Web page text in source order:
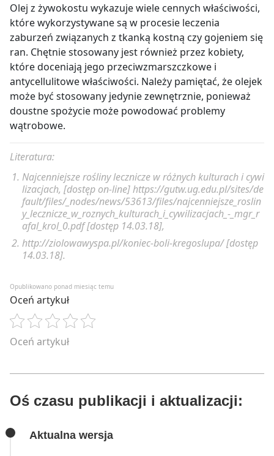
Olej z żywokostu wykazuje wiele cennych właściwości,
które wykorzystywane są w procesie leczenia
zaburzeń związanych z tkanką kostną czy gojeniem się
ran. Chętnie stosowany jest również przez kobiety,
które doceniają jego przeciwzmarszczkowe i
antycellulitowe właściwości. Należy pamiętać, że olejek
może być stosowany jedynie zewnętrznie, ponieważ
doustne spożycie może powodować problemy
wątrobowe.
Literatura:
Najcenniejsze rośliny lecznicze w różnych kulturach i cywi
lizacjach, [dostęp on-line] https://gutw.ug.edu.pl/sites/de
fault/files/_nodes/news/53613/files/najcenniejsze_roslin
y_lecznicze_w_roznych_kulturach_i_cywilizacjach_-_mgr_r
afal_krol_0.pdf [dostęp 14.03.18],
http://ziolowawyspa.pl/koniec-boli-kregoslupa/ [dostęp
14.03.18].
Opublikowano ponad miesiąc temu
Oceń artykuł
Oceń artykuł
Oś czasu publikacji i aktualizacji:
Aktualna wersja